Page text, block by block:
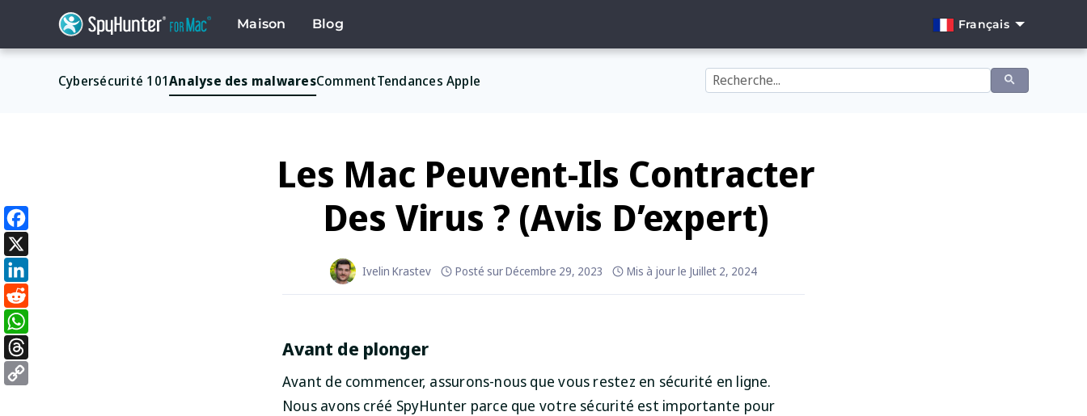
Maison Blog
Français
English
Cybersécurité 101Analyse des malwaresCommentTendances Apple
Les Mac Peuvent-Ils Contracter
Des Virus ? (Avis D’expert)
Ivelin Krastev Posté surDécembre 29, 2023 Mis à jour le Juillet 2, 2024
Avant de plonger
Avant de commencer, assurons-nous que vous restez en sécurité en ligne.
Nous avons créé SpyHunter parce que votre sécurité est importante pour
Facebook
X
LinkedIn
Reddit
WhatsApp
Threads